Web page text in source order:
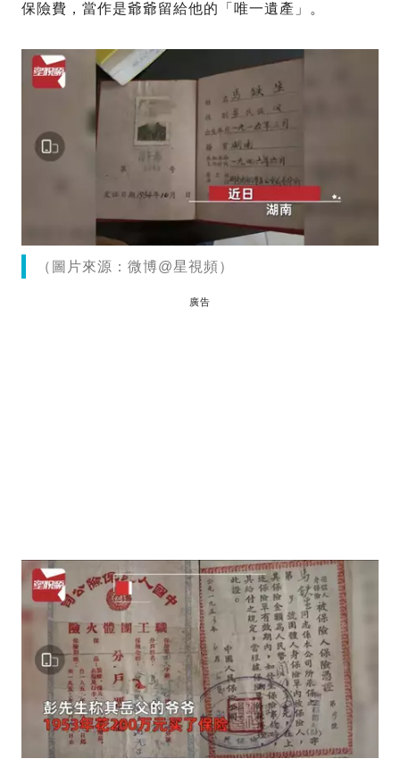
保險費，當作是爺爺留給他的「唯一遺產」。
（圖片來源：微博@星視頻）
廣告